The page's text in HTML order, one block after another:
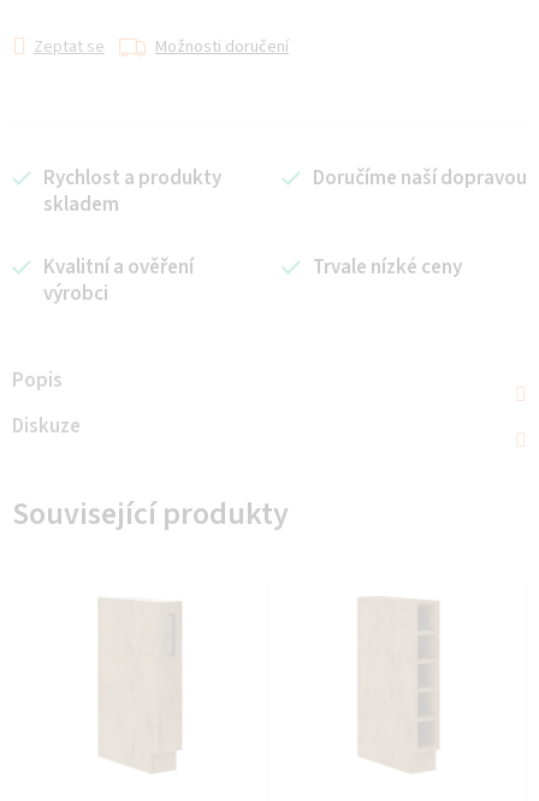
Zeptat se Možnosti doručení
Rychlost a produkty
skladem
Doručíme naší dopravou
Kvalitní a ověření
výrobci
Trvale nízké ceny
Popis
Diskuze
Související produkty